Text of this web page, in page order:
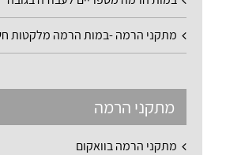
מתקני הרמה -במות הרמה מלקטות
מתקני הרמה
מתקני הרמה בוואקום